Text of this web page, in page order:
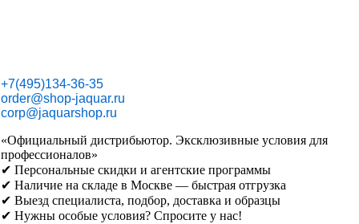
+7(495)134-36-35
order@shop-jaquar.ru
corp@jaquarshop.ru
«Официальный дистрибьютор. Эксклюзивные условия для
профессионалов»
✔ Персональные скидки и агентские программы
✔ Наличие на складе в Москве — быстрая отгрузка
✔ Выезд специалиста, подбор, доставка и образцы
✔ Нужны особые условия? Спросите у нас!